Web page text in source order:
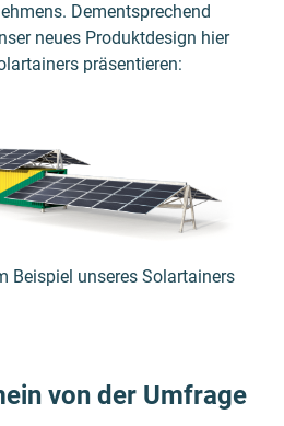
Dement­sprechend
neues Produkt­design hier
präsen­tieren:
Beispiel unseres Solartainers
von der Umfrage